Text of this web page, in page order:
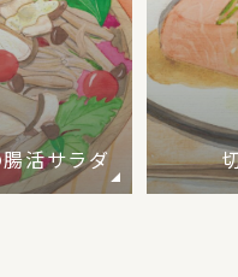
活サラダ